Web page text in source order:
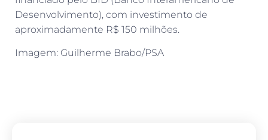
Desenvolvimento), com investimento de
aproximadamente R$ 150 milhões.
Imagem: Guilherme Brabo/PSA